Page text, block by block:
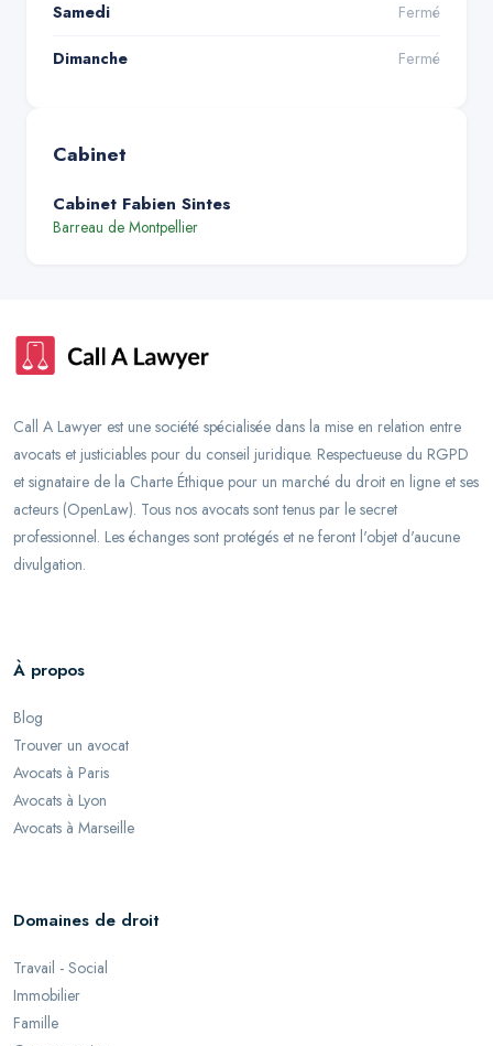
Samedi Fermé
Dimanche Fermé
Cabinet
Cabinet Fabien Sintes
Barreau de Montpellier
Call A Lawyer est une société spécialisée dans la mise en relation entre
avocats et justiciables pour du conseil juridique. Respectueuse du RGPD
et signataire de la Charte Éthique pour un marché du droit en ligne et ses
acteurs (OpenLaw). Tous nos avocats sont tenus par le secret
professionnel. Les échanges sont protégés et ne feront l'objet d'aucune
divulgation.
À propos
Blog
Trouver un avocat
Avocats à Paris
Avocats à Lyon
Avocats à Marseille
Domaines de droit
Travail - Social
Immobilier
Famille